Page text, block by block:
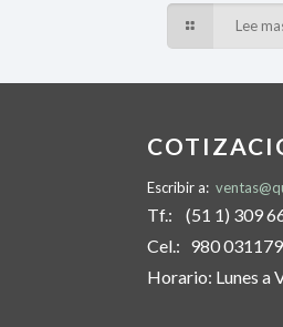
Lee
Escribir a:
Tf.: (51 1) 309
Cel.: 980 031179
Horario: Lunes a